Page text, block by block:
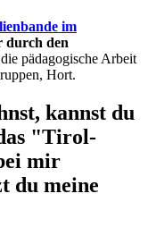
im
durch den
pädagogische Arbeit
Hort.
kannst du
"Tirol-
mir
du meine